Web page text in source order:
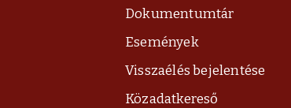
Dokumentumtár
Események
Visszaélés bejelentése
Közadatkereső